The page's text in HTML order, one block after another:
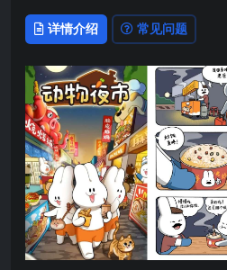
详情介绍 常见问题